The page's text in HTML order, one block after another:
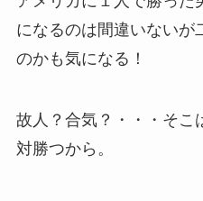
になるのは間違いないが
のかも気になる！
故人？合気？・・・そこ
対勝つから。